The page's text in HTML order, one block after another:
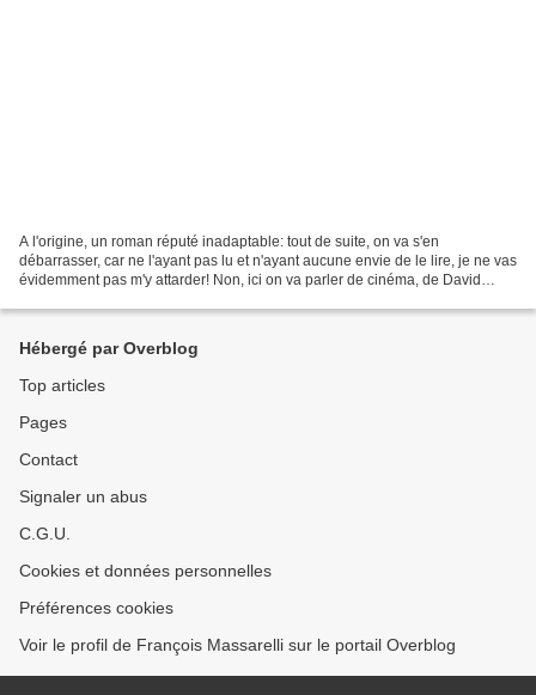
A l'origine, un roman réputé inadaptable: tout de suite, on va s'en
débarrasser, car ne l'ayant pas lu et n'ayant aucune envie de le lire, je ne vas
évidemment pas m'y attarder! Non, ici on va parler de cinéma, de David
Hébergé par Overblog
Top articles
Pages
Contact
Signaler un abus
C.G.U.
Cookies et données personnelles
Préférences cookies
Voir le profil de François Massarelli sur le portail Overblog